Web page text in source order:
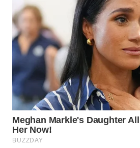
SUMEDANG
WN
CIANJUR
KEPULAUAN
SERIBU
WN
TANGERANG